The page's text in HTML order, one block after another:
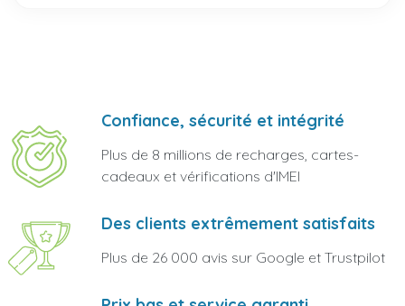
Confiance, sécurité et intégrité
Plus de 8 millions de recharges, cartes-
cadeaux et vérifications d'IMEI
Des clients extrêmement satisfaits
Plus de 26 000 avis sur Google et Trustpilot